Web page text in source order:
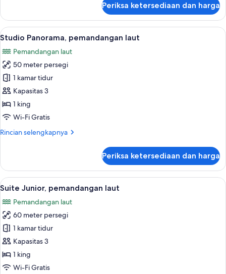
Studio
Besar,
pemandangan
Periksa ketersediaan dan harga
Lihat
semua
foto
untuk
Studio
Panorama,
pemandangan
laut
Studio Panorama, pemandangan
5
Studio Panorama, pemandangan laut
Pemandangan laut
50 meter persegi
1 kamar tidur
Kapasitas 3
1 king
Wi-Fi Gratis
Rincian selengkapnya
Rincian
Studio
Panorama,
pemandangan
Periksa ketersediaan dan harga
Lihat
semua
foto
untuk
Suite
Junior,
pemandangan
laut
Suite Junior, pemandangan laut |
5
Suite Junior, pemandangan laut
Pemandangan laut
60 meter persegi
1 kamar tidur
Kapasitas 3
1 king
Wi-Fi Gratis